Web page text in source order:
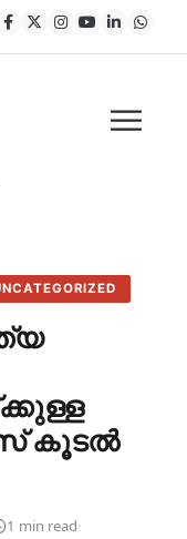
കൂടൽ
1 min read·